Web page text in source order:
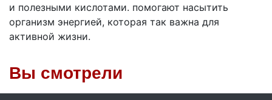
и полезными кислотами. помогают насытить
организм энергией, которая так важна для
активной жизни.
Вы смотрели